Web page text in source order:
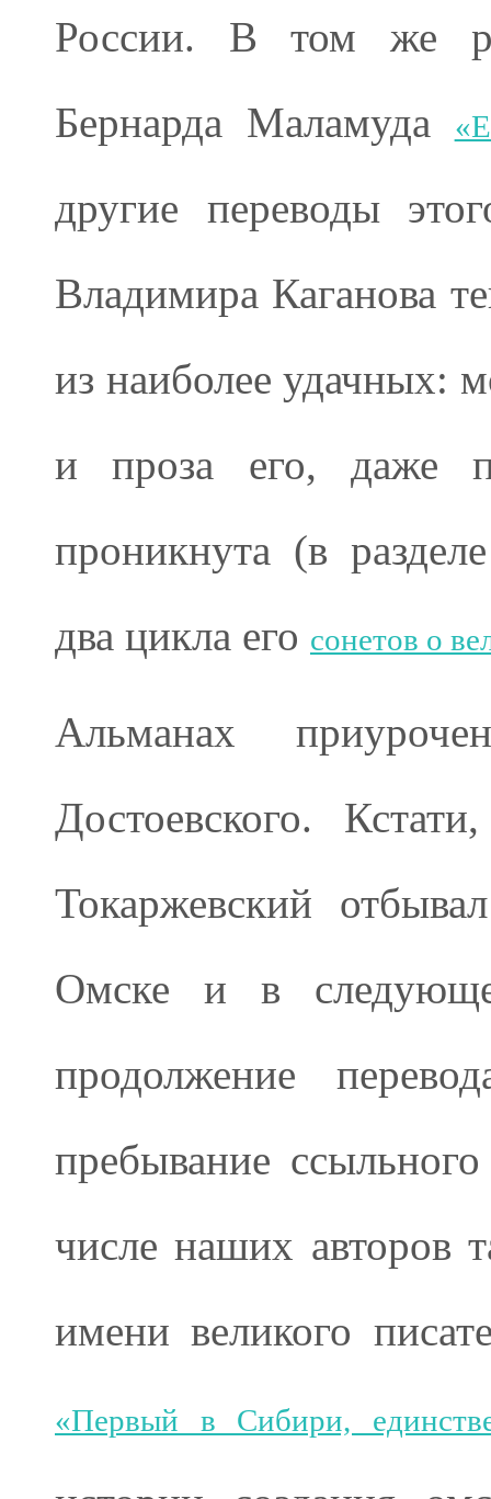
России. В том же
Бернарда Маламуда
другие переводы
Владимира Каганова
из наиболее удачных:
и проза его, даже
проникнута (в
два цикла его сонетов о
Альманах
Достоевского.
Токаржевский
Омске и в
продолжение
пребывание
числе наших авторов
имени великого
«Первый в Сибири,